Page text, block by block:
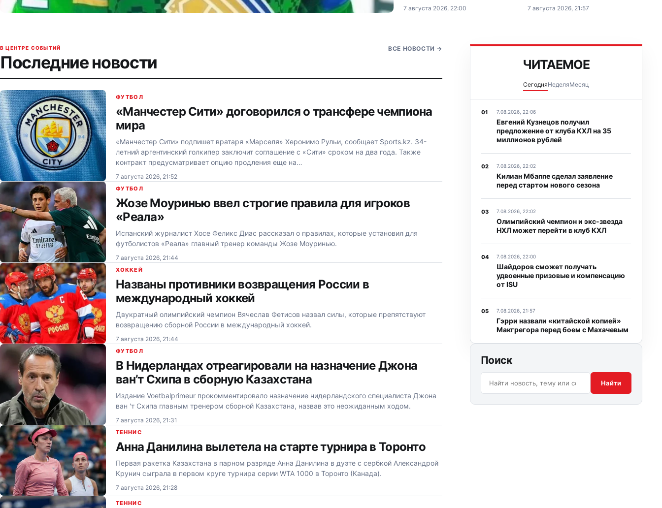
будет компенсировать часть
7 августа 2026, 22:00
Ислама Махачева, резко
7 августа 2026, 21:57
В ЦЕНТРЕ СОБЫТИЙ
Последние новости
ВСЕ НОВОСТИ →
ФУТБОЛ
«Манчестер Сити» договорился о трансфере чемпиона
мира
«Манчестер Сити» подпишет вратаря «Марселя» Херонимо Рульи, сообщает Sports.kz. 34-
летний аргентинский голкипер заключит соглашение с «Сити» сроком на два года. Также
контракт предусматривает опцию продления еще на…
7 августа 2026, 21:52
ФУТБОЛ
Жозе Моуринью ввел строгие правила для игроков
«Реала»
Испанский журналист Хосе Феликс Диас рассказал о правилах, которые установил для
футболистов «Реала» главный тренер команды Жозе Моуринью.
7 августа 2026, 21:44
ХОККЕЙ
Названы противники возвращения России в
международный хоккей
Двукратный олимпийский чемпион Вячеслав Фетисов назвал силы, которые препятствуют
возвращению сборной России в международный хоккей.
7 августа 2026, 21:44
ФУТБОЛ
В Нидерландах отреагировали на назначение Джона
ван’т Схипа в сборную Казахстана
Издание Voetbalprimeur прокомментировало назначение нидерландского специалиста Джона
ван 'т Схипа главным тренером сборной Казахстана, назвав это неожиданным ходом.
7 августа 2026, 21:31
ТЕННИС
Анна Данилина вылетела на старте турнира в Торонто
Первая ракетка Казахстана в парном разряде Анна Данилина в дуэте с сербкой Александрой
Крунич сыграла в первом круге турнира серии WTA 1000 в Торонто (Канада).
7 августа 2026, 21:28
ТЕННИС
ЧИТАЕМОЕ
СегодняНеделяМесяц
7.08.2026, 22:06
Евгений Кузнецов получил
предложение от клуба КХЛ на 35
миллионов рублей
7.08.2026, 22:02
Килиан Мбаппе сделал заявление
перед стартом нового сезона
7.08.2026, 22:02
Олимпийский чемпион и экс-звезда
НХЛ может перейти в клуб КХЛ
7.08.2026, 22:00
Шайдоров сможет получать
удвоенные призовые и компенсацию
от ISU
7.08.2026, 21:57
Гэрри назвали «китайской копией»
Макгрегора перед боем с Махачевым
Поиск
Найти